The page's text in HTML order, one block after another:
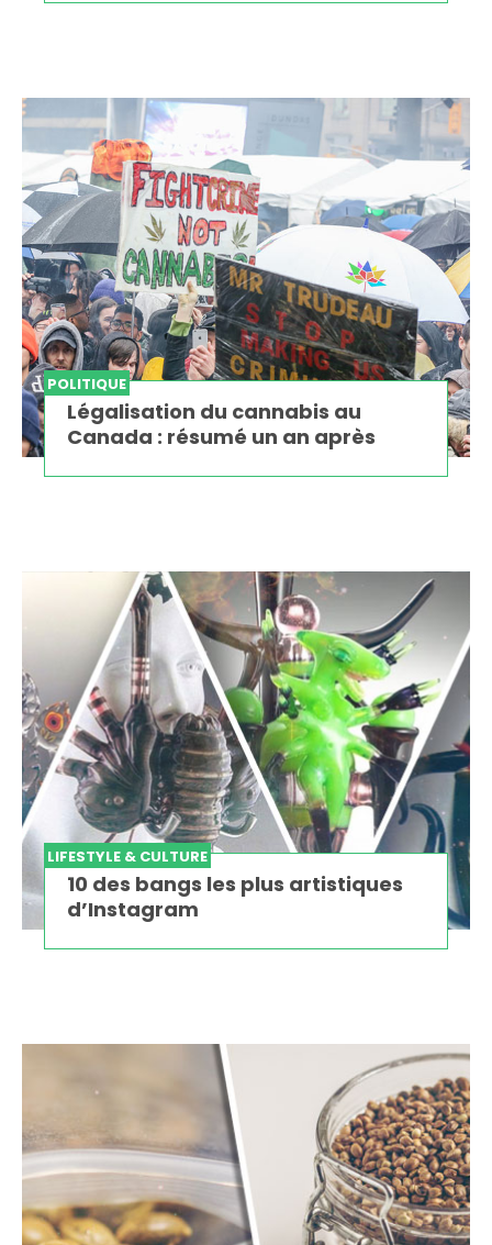
POLITIQUE
Légalisation du cannabis au
Canada : résumé un an après
LIFESTYLE & CULTURE
10 des bangs les plus artistiques
d’Instagram